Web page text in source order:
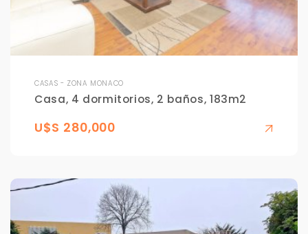
CASAS - ZONA MONACO
Casa, 4 dormitorios, 2 baños, 183m2
U$S 280,000